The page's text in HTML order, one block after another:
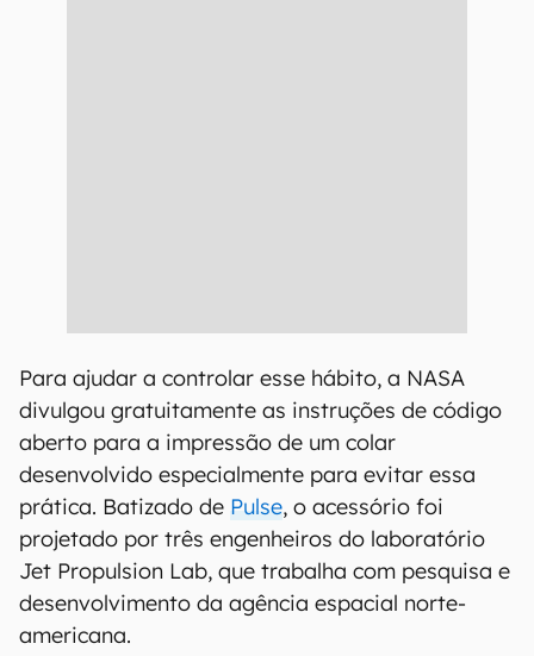
Para ajudar a controlar esse hábito, a NASA
divulgou gratuitamente as instruções de código
aberto para a impressão de um colar
desenvolvido especialmente para evitar essa
prática. Batizado de Pulse, o acessório foi
projetado por três engenheiros do laboratório
Jet Propulsion Lab, que trabalha com pesquisa e
desenvolvimento da agência espacial norte-
americana.